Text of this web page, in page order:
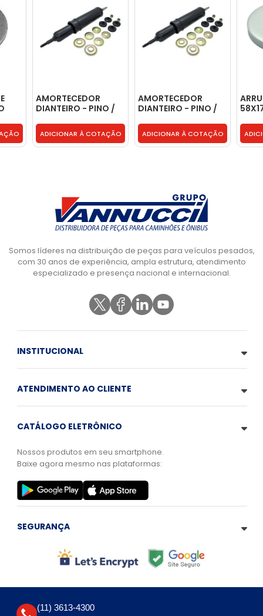
AMORTECEDOR
DIANTEIRO - PINO /
ADICIONAR À COTAÇÃO
AMORTECEDOR
DIANTEIRO - PINO /
ADICIONAR À COTAÇÃO
Somos líderes na distribuição de peças para veículos pesados,
com 30 anos de experiência, ampla estrutura, atendimento
especializado e presença nacional e internacional.
INSTITUCIONAL
ATENDIMENTO AO CLIENTE
CATÁLOGO ELETRÔNICO
Nossos produtos em seu smartphone.
Baixe agora mesmo nas plataformas:
SEGURANÇA
(11) 3613-4300